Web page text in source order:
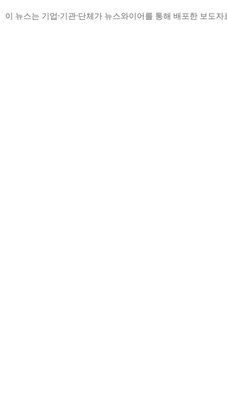
이 뉴스는 기업·기관·단체가 뉴스와이어를 통해 배포한 보도